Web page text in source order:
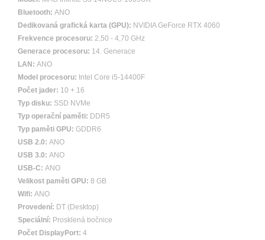
Bluetooth: ANO
Dedikovaná grafická karta (GPU): NVIDIA GeForce RTX 4060
Frekvence procesoru: 2,50 - 4,70 GHz
Generace procesoru: 14. Generace
LAN: ANO
Model procesoru: Intel Core i5-14400F
Počet jader: 10 + 16
Typ disku: SSD NVMe
Typ operační paměti: DDR5
Typ paměti GPU: GDDR6
USB 2.0: ANO
USB 3.0: ANO
USB-C: ANO
Velikost paměti GPU: 8 GB
Wifi: ANO
Provedení: DT (Desktop)
Speciální: Prosklená bočnice
Počet DisplayPort: 4